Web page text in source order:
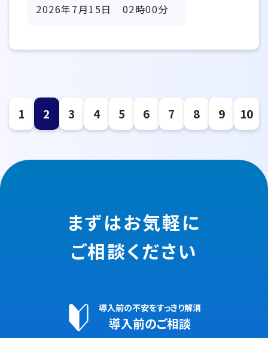
2026年7月15日 02時00分
1 2 3 4 5 6 7 8 9 10
まずはお気軽に
ご相談ください
導入前の不安をすっきり解消
導入前のご相談